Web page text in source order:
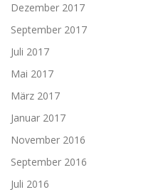
Dezember 2017
September 2017
Juli 2017
Mai 2017
März 2017
Januar 2017
November 2016
September 2016
Juli 2016